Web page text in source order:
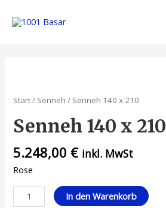
Start/ Senneh / Senneh 140 x 210
Senneh 140 x 210
5.248,00 € inkl. MwSt
Rose
In den Warenkorb